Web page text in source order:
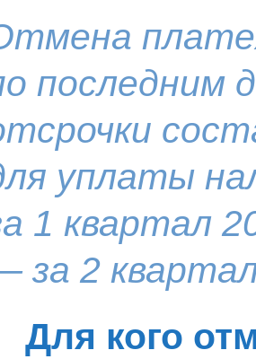
последним
уплаты
1 квартал
за 2
Для кого